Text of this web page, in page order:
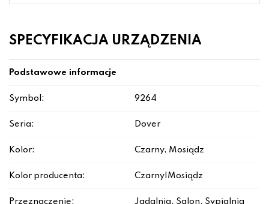
SPECYFIKACJA URZĄDZENIA
Podstawowe informacje
Symbol: 9264
Seria: Dover
Kolor: Czarny, Mosiądz
Kolor producenta: Czarny|Mosiądz
Przeznaczenie: Jadalnia, Salon, Sypialnia